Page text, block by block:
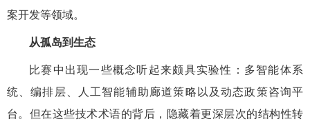
案开发等领域。
从孤岛到生态
比赛中出现一些概念听起来颇具实验性：多智能体系
统、编排层、人工智能辅助廊道策略以及动态政策咨询平
台。但在这些技术术语的背后，隐藏着更深层次的结构性转